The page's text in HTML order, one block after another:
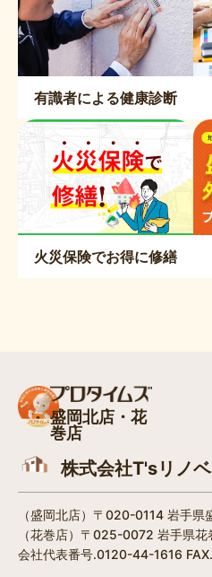
有識者による健康診断
火災保険でお得に修繕
盛岡北店・花
巻店
株式会社T'sリノ
（盛岡北店）〒020-0114 岩手
（花巻店）〒025-0072 岩手県花
会社代表番号.0120-44-1616